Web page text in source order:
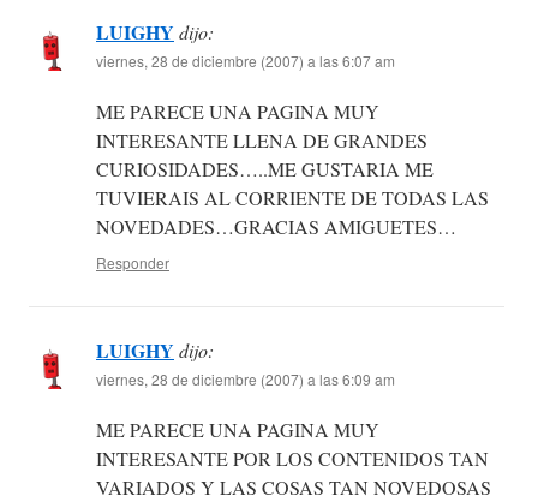
LUIGHY dijo:
viernes, 28 de diciembre (2007) a las 6:07 am
ME PARECE UNA PAGINA MUY
INTERESANTE LLENA DE GRANDES
CURIOSIDADES…..ME GUSTARIA ME
TUVIERAIS AL CORRIENTE DE TODAS LAS
NOVEDADES…GRACIAS AMIGUETES…
Responder
LUIGHY dijo:
viernes, 28 de diciembre (2007) a las 6:09 am
ME PARECE UNA PAGINA MUY
INTERESANTE POR LOS CONTENIDOS TAN
VARIADOS Y LAS COSAS TAN NOVEDOSAS